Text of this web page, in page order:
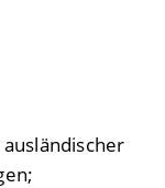
ausländischer